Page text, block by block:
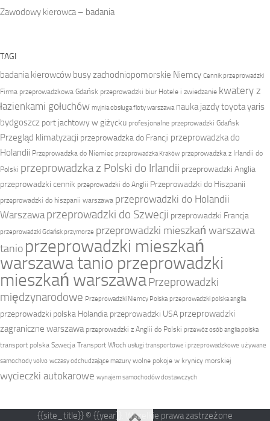
Zawodowy kierowca – badania
TAGI
badania kierowców busy zachodniopomorskie Niemcy Cennik przeprowadzki
Firma przeprowadzkowa Gdańsk przeprowadzki biur Hotele i zwiedzanie kwatery z
łazienkami gołuchów myjnia obsługa floty warszawa nauka jazdy toyota yaris
bydgoszcz port jachtowy w giżycku profesjonalne przeprowadzki Gdańsk
Przegląd klimatyzacji przeprowadzka do Francji przeprowadzka do
Holandii Przeprowadzka do Niemiec przeprowadzka Kraków przeprowadzka z Irlandii do
Polski przeprowadzka z Polski do Irlandii przeprowadzki Anglia
przeprowadzki cennik przeprowadzki do Anglii Przeprowadzki do Hiszpanii
przeprowadzki do hiszpanii warszawa przeprowadzki do Holandii
Warszawa przeprowadzki do Szwecji przeprowadzki Francja
przeprowadzki Gdańsk przymorze przeprowadzki mieszkań warszawa
tanio przeprowadzki mieszkań
warszawa tanio przeprowadzki
mieszkań warszawaPrzeprowadzki
międzynarodowe Przeprowadzki Niemcy Polska przeprowadzki polska anglia
przeprowadzki polska Holandia przeprowadzki USA przeprowadzki
zagraniczne warszawa przeprowadzki z Anglii do Polski przewóz osób anglia polska
transport polska Szwecja Transport Włoch usługi transportowe i przeprowadzkowe używane
samochody volvo wczasy odchudzające mazury wolne pokoje w krynicy morskiej
wycieczki autokarowe wynajem samochodów dostawczych
{{site_title}} © {{year}}. Wszelkie prawa zastrzeżone